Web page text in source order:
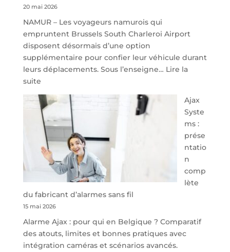
20 mai 2026
NAMUR – Les voyageurs namurois qui
empruntent Brussels South Charleroi Airport
disposent désormais d’une option
supplémentaire pour confier leur véhicule durant
leurs déplacements. Sous l’enseigne… Lire la
suite:
À
40
minutes
de
Namur,
Steveny
Park
redessine
de
parking
sécurisé
à
l’aéroport
Ajax
Syste
ms :
prése
ntatio
n
comp
lète
du fabricant d’alarmes sans fil
15 mai 2026
Alarme Ajax : pour qui en Belgique ? Comparatif
des atouts, limites et bonnes pratiques avec
intégration caméras et scénarios avancés.